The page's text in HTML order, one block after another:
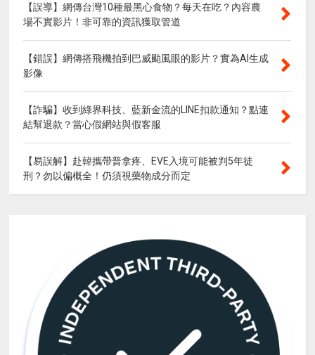
【誤導】網傳台灣10種最黑心食物？每天在吃？內容農
場不實影片！非可靠的資訊獲取管道
【錯誤】網傳搭飛機拍到巴威颱風眼的影片？實為AI生成
影像
【詐騙】收到綠界科技、藍新金流的LINE扣款通知？點連
結幫退款？當心假網站與假客服
【易誤解】赴韓攜帶普拿疼、EVE入境可能被判5年徒
刑？勿以偏概全！仍須視藥物成分而定